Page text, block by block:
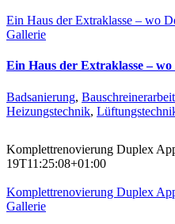
Ein Haus der Extraklasse – wo
Gallerie
Ein Haus der Extraklasse –
Badsanierung,
Heizungstechnik,
Komplettrenovierung Duplex
19T11:25:08+01:00
Komplettrenovierung Duplex
Gallerie